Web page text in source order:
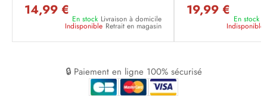
14,99 €
En stock Livraison à domicile
Indisponible Retrait en magasin
19,99 €
En stock
Indisponible
🔒 Paiement en ligne 100% sécurisé